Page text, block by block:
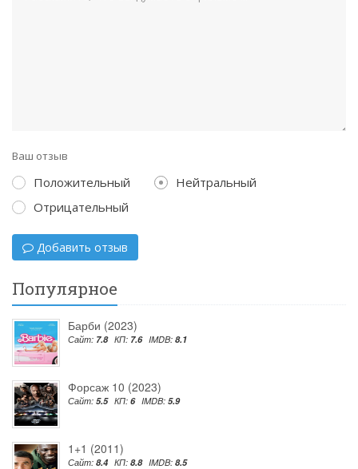
Ваш отзыв
Положительный
Нейтральный
Отрицательный
Добавить отзыв
Популярное
Барби (2023)
Сайт: 7.8 КП: 7.6 IMDB: 8.1
Форсаж 10 (2023)
Сайт: 5.5 КП: 6 IMDB: 5.9
1+1 (2011)
Сайт: 8.4 КП: 8.8 IMDB: 8.5